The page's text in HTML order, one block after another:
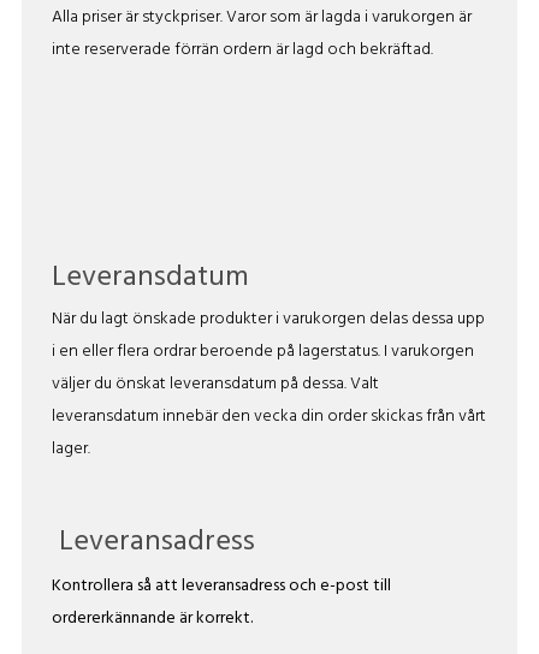
Alla priser är styckpriser. Varor som är lagda i varukorgen är
inte reserverade förrän ordern är lagd och bekräftad.
Leveransdatum
När du lagt önskade produkter i varukorgen delas dessa upp
i en eller flera ordrar beroende på lagerstatus. I varukorgen
väljer du önskat leveransdatum på dessa. Valt
leveransdatum innebär den vecka din order skickas från vårt
lager.
Leveransadress
Kontrollera så att leveransadress och e-post till
ordererkännande är korrekt.